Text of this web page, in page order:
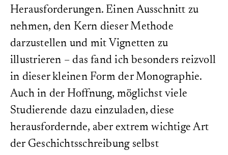
Herausforderungen. Einen Ausschnitt zu
nehmen, den Kern dieser Methode
darzustellen und mit Vignetten zu
illustrieren – das fand ich besonders reizvoll
in dieser kleinen Form der Monographie.
Auch in der Hoffnung, möglichst viele
Studierende dazu einzuladen, diese
herausfordernde, aber extrem wichtige Art
der Geschichtsschreibung selbst